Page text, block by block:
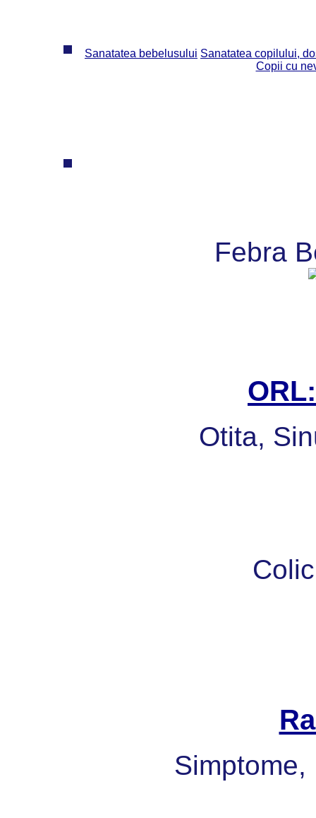
Sanatatea bebelusului Sanatatea copilului,
Copii cu
Febra
Otita,